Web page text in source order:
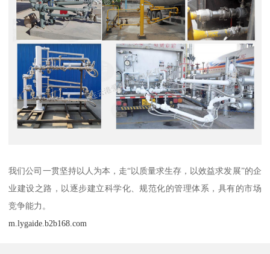
我们公司一贯坚持以人为本，走“以质量求生存，以效益求发展”的企
业建设之路，以逐步建立科学化、规范化的管理体系，具有的市场
竞争能力。
m.lygaide.b2b168.com